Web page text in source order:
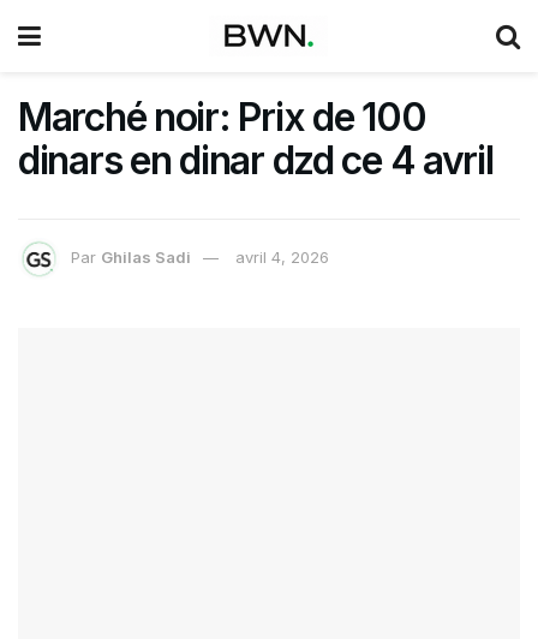
Marché noir: Prix de 100
dinars en dinar dzd ce 4 avril
Par Ghilas Sadi avril 4, 2026